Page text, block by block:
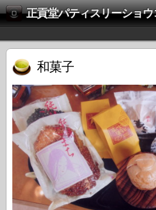
正貢堂パティスリーショウ
和菓子